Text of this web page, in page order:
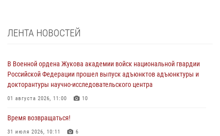
ЛЕНТА НОВОСТЕЙ
В Военной ордена Жукова академии войск национальной гвардии
Российской Федерации прошел выпуск адъюнктов адъюнктуры и
докторантуры научно-исследовательского центра
01 августа 2026, 11:00 10
Время возвращаться!
31 июля 2026, 10:11 6